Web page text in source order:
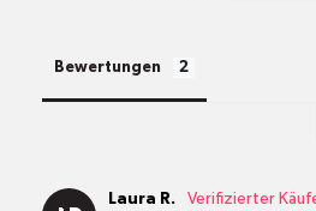
Bewertungen
Laura R.